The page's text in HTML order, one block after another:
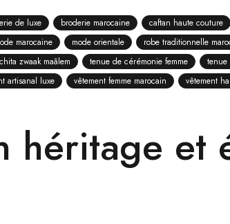
de luxe broderie marocaine
caftan haute couture
marocaine mode orientale
robe traditionnelle
zwaak maâlem tenue de cérémonie femme
tenue
artisanal luxe vêtement femme marocain
vêtement
héritage et